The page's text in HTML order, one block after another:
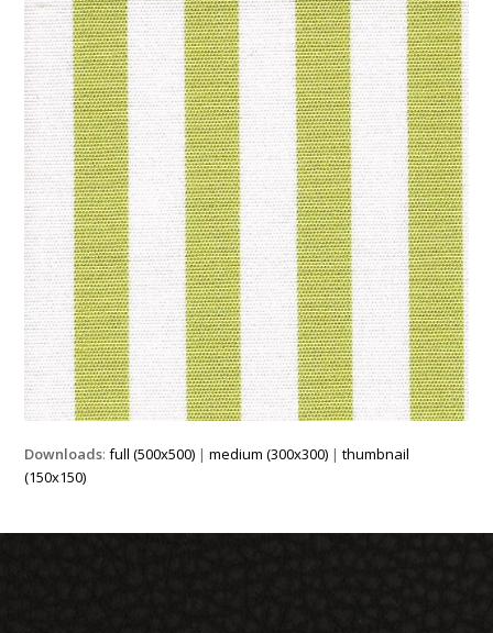
Downloads:full (500x500) |medium (300x300) |thumbnail
(150x150)